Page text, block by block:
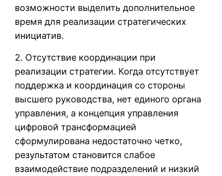
возможности выделить дополнительное
время для реализации стратегических
инициатив.
2. Отсутствие координации при
реализации стратегии. Когда отсутствует
поддержка и координация со стороны
высшего руководства, нет единого органа
управления, а концепция управления
цифровой трансформацией
сформулирована недостаточно четко,
результатом становится слабое
взаимодействие подразделений и низкий